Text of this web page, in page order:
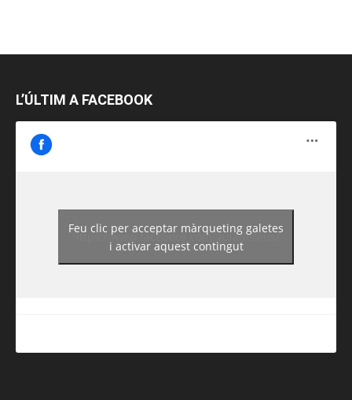
L’ÚLTIM A FACEBOOK
https://www.facebook.com/guiadereus/
Feu clic per acceptar màrqueting galetes
i activar aquest contingut